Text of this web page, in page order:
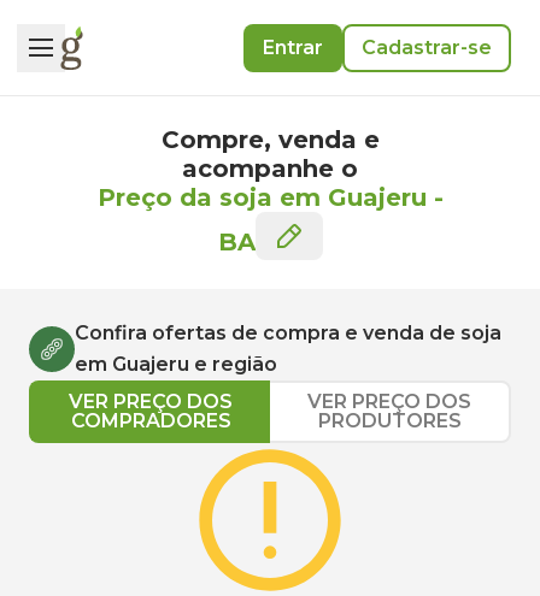
Entrar Cadastrar-se
Compre, venda e
acompanhe o
Preço da soja em Guajeru -
BA
Confira ofertas de compra e venda de soja
em Guajeru e região
VER PREÇO DOS
COMPRADORES
VER PREÇO DOS
PRODUTORES